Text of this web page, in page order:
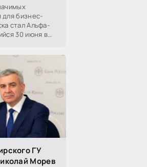
бизнес-
стал Альфа-
30 июня в
ГУ
Морев